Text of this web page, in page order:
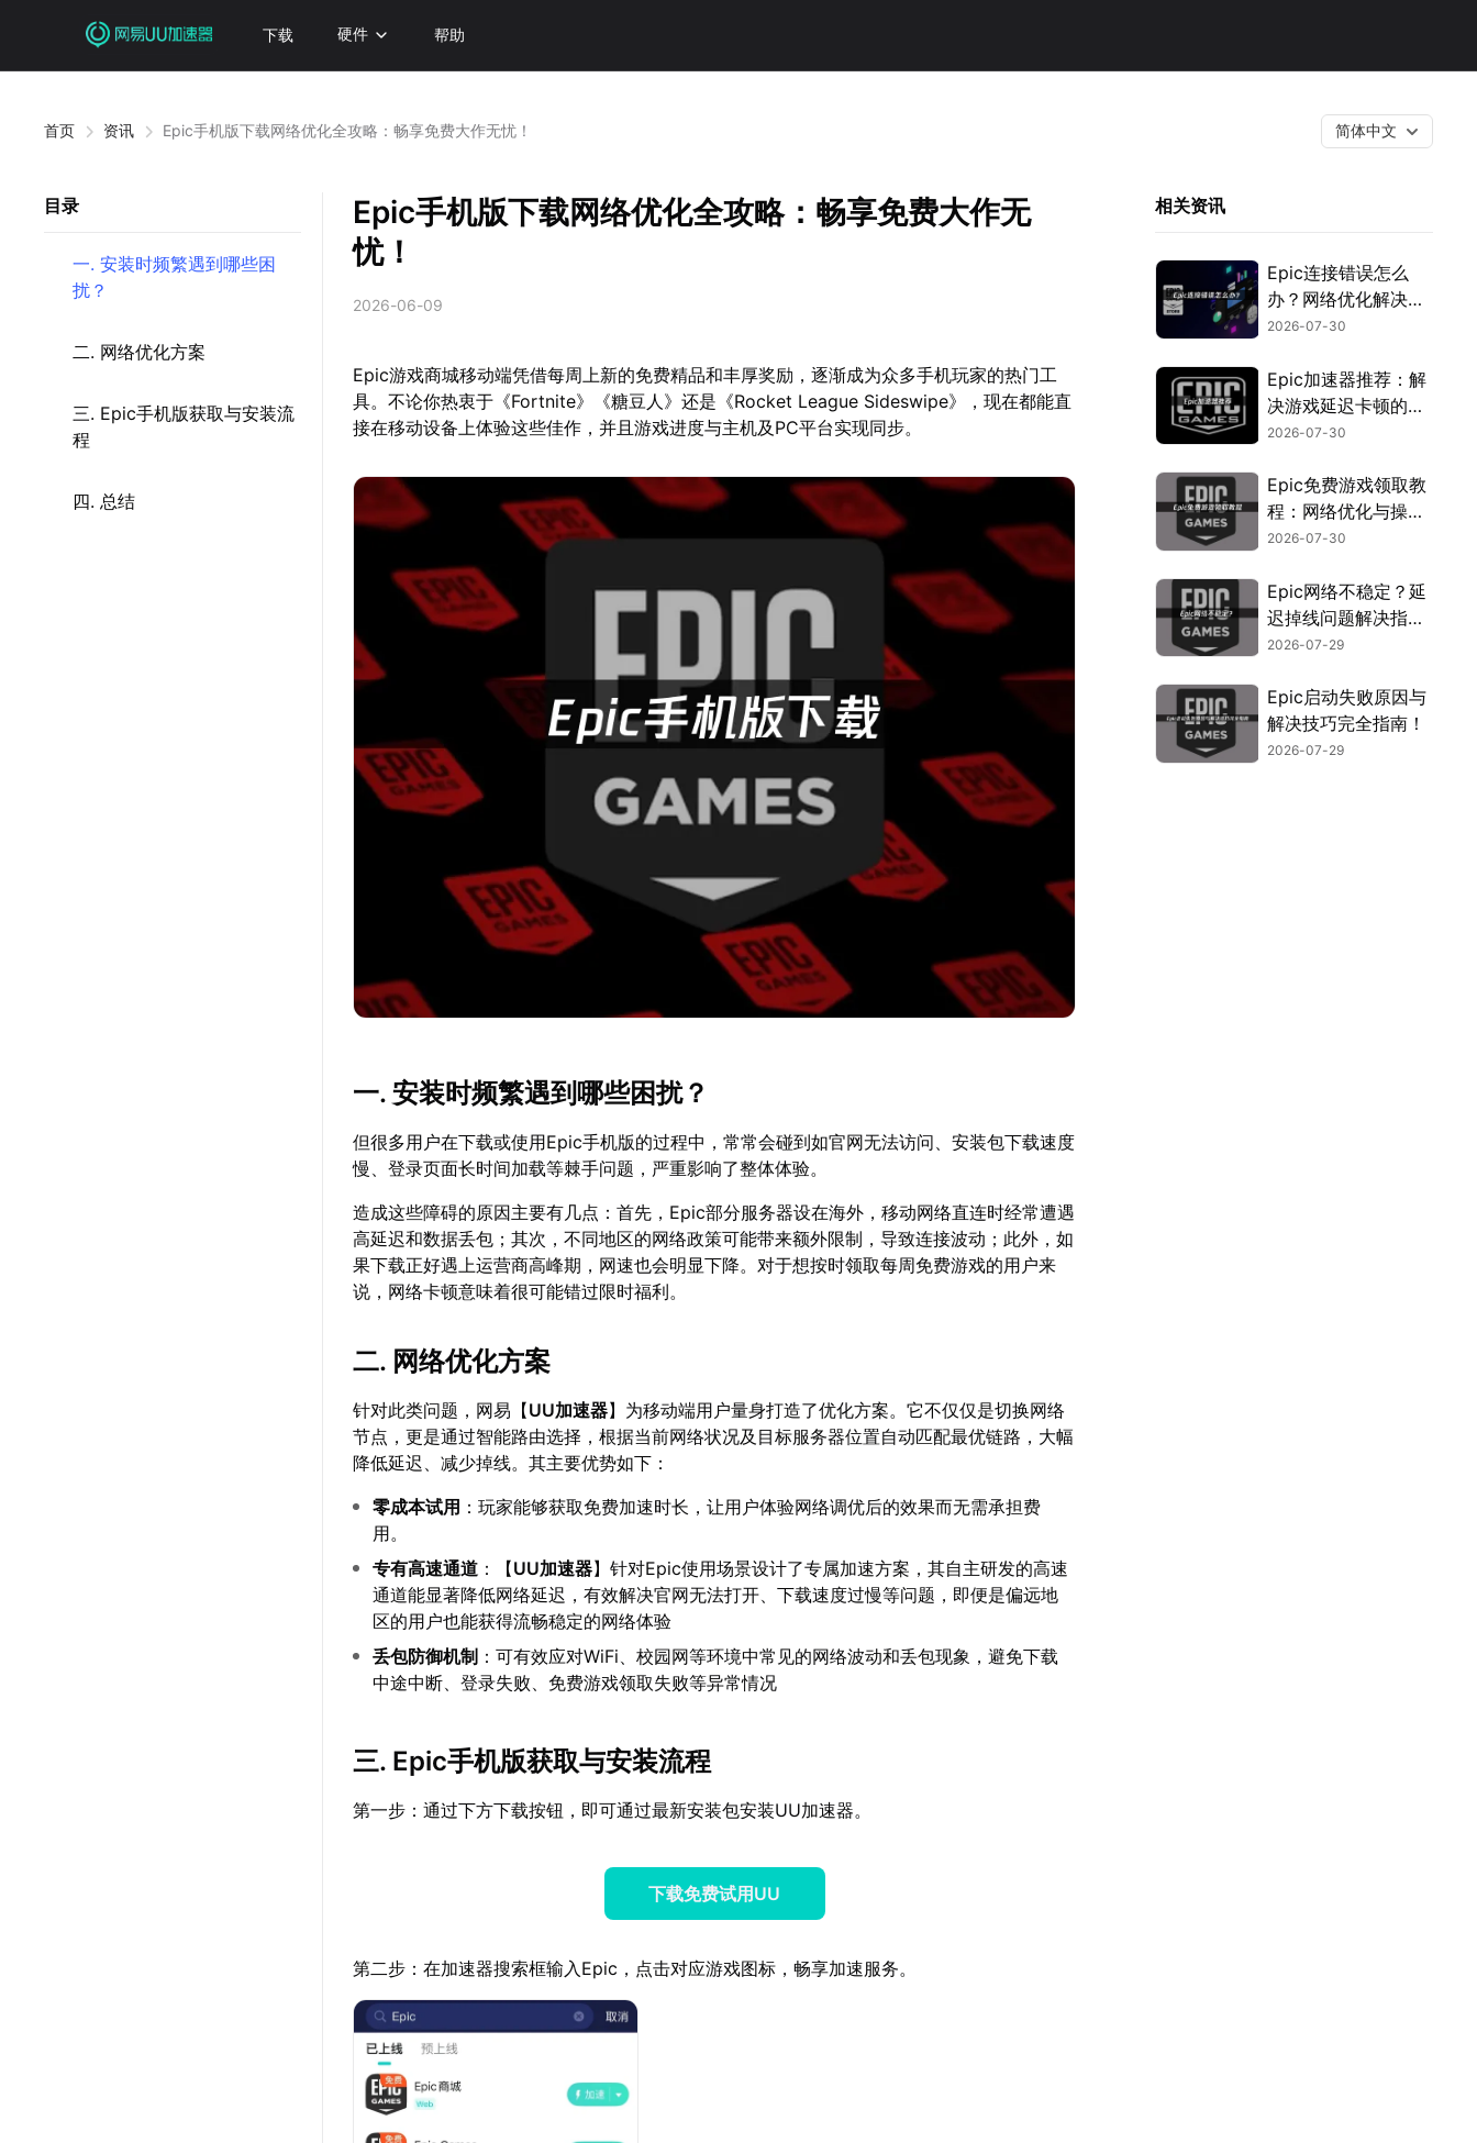
下载 硬件 帮助
首页 资讯 Epic手机版下载网络优化全攻略：畅享免费大作无忧！ 简体中文
目录
一. 安装时频繁遇到哪些困
扰？
二. 网络优化方案
三. Epic手机版获取与安装流
程
四. 总结
Epic手机版下载网络优化全攻略：畅享免费大作无
忧！
2026-06-09
Epic游戏商城移动端凭借每周上新的免费精品和丰厚奖励，逐渐成为众多手机玩家的热门工
具。不论你热衷于《Fortnite》《糖豆人》还是《Rocket League Sideswipe》，现在都能直
接在移动设备上体验这些佳作，并且游戏进度与主机及PC平台实现同步。
一. 安装时频繁遇到哪些困扰？
但很多用户在下载或使用Epic手机版的过程中，常常会碰到如官网无法访问、安装包下载速度
慢、登录页面长时间加载等棘手问题，严重影响了整体体验。
造成这些障碍的原因主要有几点：首先，Epic部分服务器设在海外，移动网络直连时经常遭遇
高延迟和数据丢包；其次，不同地区的网络政策可能带来额外限制，导致连接波动；此外，如
果下载正好遇上运营商高峰期，网速也会明显下降。对于想按时领取每周免费游戏的用户来
说，网络卡顿意味着很可能错过限时福利。
二. 网络优化方案
针对此类问题，网易【UU加速器】为移动端用户量身打造了优化方案。它不仅仅是切换网络
节点，更是通过智能路由选择，根据当前网络状况及目标服务器位置自动匹配最优链路，大幅
降低延迟、减少掉线。其主要优势如下：
零成本试用 ：玩家能够获取免费加速时长，让用户体验网络调优后的效果而无需承担费
用。
专有高速通道 ：【UU加速器】针对Epic使用场景设计了专属加速方案，其自主研发的高速
通道能显著降低网络延迟，有效解决官网无法打开、下载速度过慢等问题，即便是偏远地
区的用户也能获得流畅稳定的网络体验
丢包防御机制 ：可有效应对WiFi、校园网等环境中常见的网络波动和丢包现象，避免下载
中途中断、登录失败、免费游戏领取失败等异常情况
三. Epic手机版获取与安装流程
第一步：通过下方下载按钮，即可通过最新安装包安装UU加速器。
下载免费试用UU
第二步：在加速器搜索框输入Epic，点击对应游戏图标，畅享加速服务。
相关资讯
Epic连接错误怎么
办？网络优化解决指
南！
2026-07-30
Epic加速器推荐：解
决游戏延迟卡顿的优
化指南！
2026-07-30
Epic免费游戏领取教
程：网络优化与操作
指南！
2026-07-30
Epic网络不稳定？延
迟掉线问题解决指
南！
2026-07-29
Epic启动失败原因与
解决技巧完全指南！
2026-07-29